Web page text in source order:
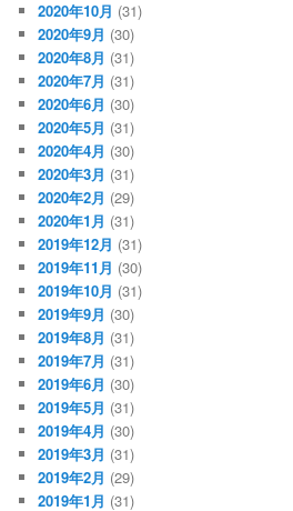
2020年10月 (31)
2020年9月 (30)
2020年8月 (31)
2020年7月 (31)
2020年6月 (30)
2020年5月 (31)
2020年4月 (30)
2020年3月 (31)
2020年2月 (29)
2020年1月 (31)
2019年12月 (31)
2019年11月 (30)
2019年10月 (31)
2019年9月 (30)
2019年8月 (31)
2019年7月 (31)
2019年6月 (30)
2019年5月 (31)
2019年4月 (30)
2019年3月 (31)
2019年2月 (29)
2019年1月 (31)